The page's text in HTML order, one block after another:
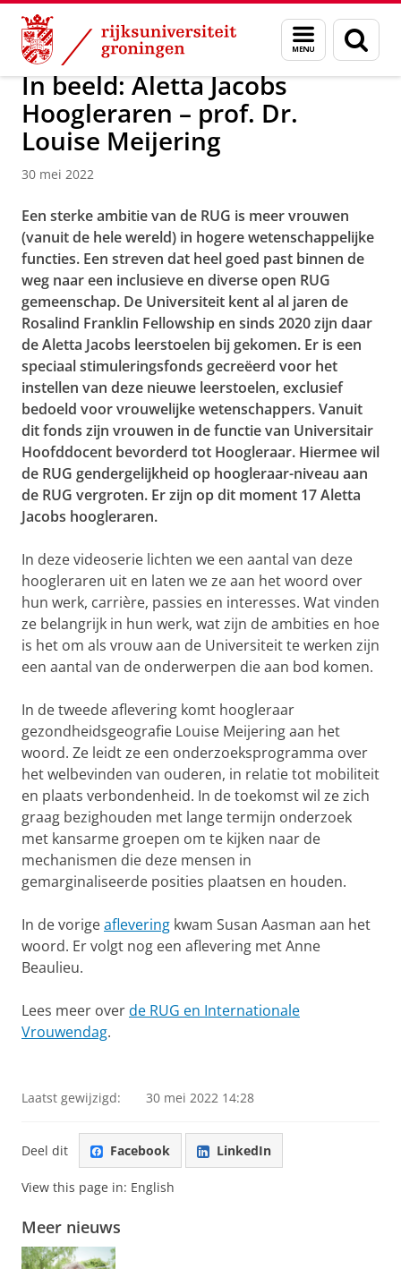
Skip
Content
Skip
Navigation
Menu
en
zoeken
Over ons Actueel Nieuws Nieuwsberichten
In beeld: Aletta Jacobs
Hoogleraren – prof. Dr.
Louise Meijering
30 mei 2022
Een sterke ambitie van de RUG is meer vrouwen
(vanuit de hele wereld) in hogere wetenschappelijke
functies. Een streven dat heel goed past binnen de
weg naar een inclusieve en diverse open RUG
gemeenschap. De Universiteit kent al al jaren de
Rosalind Franklin Fellowship en sinds 2020 zijn daar
de Aletta Jacobs leerstoelen bij gekomen. Er is een
speciaal stimuleringsfonds gecreëerd voor het
instellen van deze nieuwe leerstoelen, exclusief
bedoeld voor vrouwelijke wetenschappers. Vanuit
dit fonds zijn vrouwen in de functie van Universitair
Hoofddocent bevorderd tot Hoogleraar. Hiermee wil
de RUG gendergelijkheid op hoogleraar-niveau aan
de RUG vergroten. Er zijn op dit moment 17 Aletta
Jacobs hoogleraren.
In deze videoserie lichten we een aantal van deze
hoogleraren uit en laten we ze aan het woord over
hun werk, carrière, passies en interesses. Wat vinden
ze belangrijk in hun werk, wat zijn de ambities en hoe
is het om als vrouw aan de Universiteit te werken zijn
een aantal van de onderwerpen die aan bod komen.
In de tweede aflevering komt hoogleraar
gezondheidsgeografie Louise Meijering aan het
woord. Ze leidt ze een onderzoeksprogramma over
het welbevinden van ouderen, in relatie tot mobiliteit
en plaats verbondenheid. In de toekomst wil ze zich
graag bezighouden met lange termijn onderzoek
met kansarme groepen om te kijken naar de
mechanismen die deze mensen in
gemarginaliseerde posities plaatsen en houden.
In de vorigeaflevering kwam Susan Aasman aan het
woord. Er volgt nog een aflevering met Anne
Beaulieu.
Lees meer overde RUG en Internationale
Vrouwendag.
Laatst gewijzigd: 30 mei 2022 14:28
Deel dit Facebook LinkedIn
View this page in: English
Meer nieuws